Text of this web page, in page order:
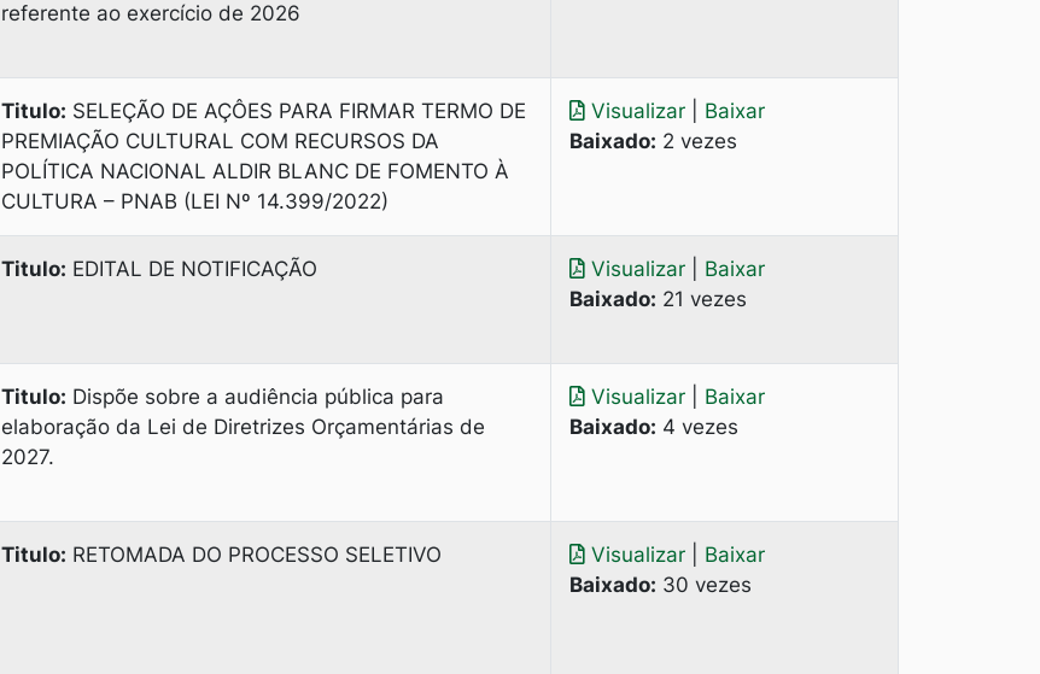
referente ao exercício de 2026
Titulo: SELEÇÃO DE AÇÔES PARA FIRMAR TERMO DE
PREMIAÇÃO CULTURAL COM RECURSOS DA
POLÍTICA NACIONAL ALDIR BLANC DE FOMENTO À
CULTURA – PNAB (LEI Nº 14.399/2022)
Visualizar
Baixar
Baixado: 2 vezes
Titulo: EDITAL DE NOTIFICAÇÃO Visualizar
Baixar
Baixado: 21 vezes
Titulo: Dispõe sobre a audiência pública para
elaboração da Lei de Diretrizes Orçamentárias de
2027.
Visualizar
Baixar
Baixado: 4 vezes
Titulo: RETOMADA DO PROCESSO SELETIVO Visualizar
Baixar
Baixado: 30 vezes